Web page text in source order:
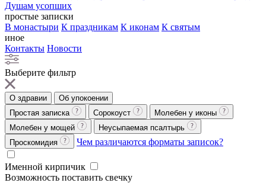
Душам усопших
простые записки
В монастыри К праздникам К иконам К святым
иное
Контакты Новости
Выберите фильтр
О здравии
Об упокоении
Простая записка
Сорокоуст
Молебен у иконы
Молебен у мощей
Неусыпаемая псалтырь
Проскомидия
Чем различаются форматы записок?
Именной кирпичик
Возможность поставить свечку